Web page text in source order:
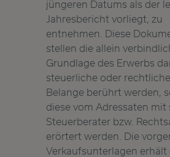
jüngeren Datums als der
Jahresbericht vorliegt, zu
entnehmen. Diese
stellen die allein
Grundlage des Erwerbs
steuerliche oder rechtliche
Belange berührt werden,
diese vom Adressaten mit
Steuerberater bzw.
erörtert werden. Die
Verkaufsunterlagen erhält